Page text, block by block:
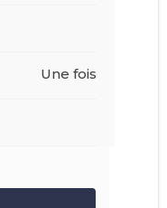
Une fois